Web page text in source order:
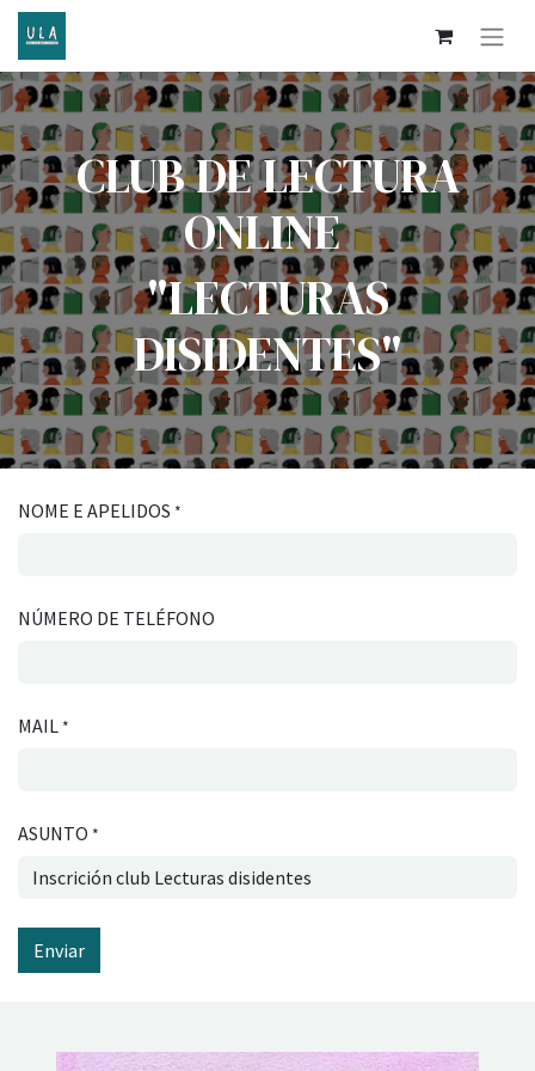
CLUB DE LECTURA
ONLINE
"LECTURAS
DISIDENTES"
NOME E APELIDOS *
NÚMERO DE TELÉFONO
MAIL *
ASUNTO *
Enviar